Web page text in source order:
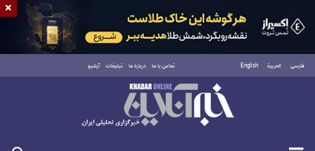
فارسی العربية English تماس با ما درباره ما تبلیغات آرشیو
شنبه ۱۷ مرداد ۱۴۰۵
×